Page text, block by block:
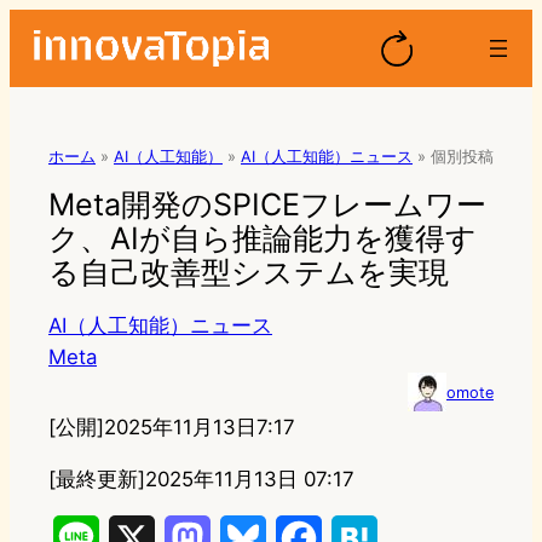
ホーム » AI（人工知能） » AI（人工知能）ニュース » 個別投稿
Meta開発のSPICEフレームワー
ク、AIが自ら推論能力を獲得す
る自己改善型システムを実現
AI（人工知能）ニュース
Meta
omote
[公開]2025年11月13日7:17
[最終更新]2025年11月13日 07:17